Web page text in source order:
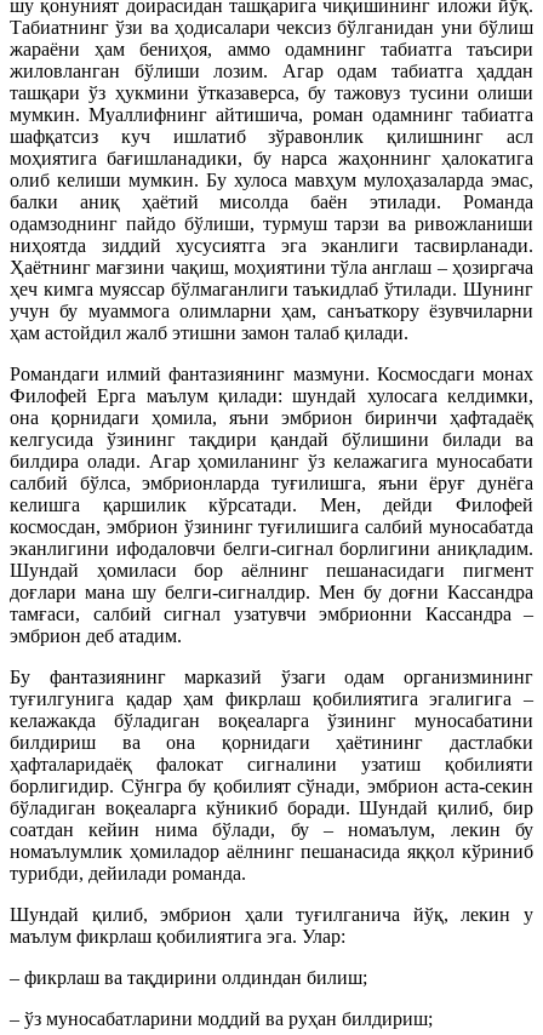
шу қонуният доирасидан ташқарига чиқишининг иложи йўқ.
Табиатнинг ўзи ва ҳодисалари чексиз бўлганидан уни бўлиш
жараёни ҳам бениҳоя, аммо одамнинг табиатга таъсири
жиловланган бўлиши лозим. Агар одам табиатга ҳаддан
ташқари ўз ҳукмини ўтказаверса, бу тажовуз тусини олиши
мумкин. Муаллифнинг айтишича, роман одамнинг табиатга
шафқатсиз куч ишлатиб зўравонлик қилишнинг асл
моҳиятига бағишланадики, бу нарса жаҳоннинг ҳалокатига
олиб келиши мумкин. Бу хулоса мавҳум мулоҳазаларда эмас,
балки аниқ ҳаётий мисолда баён этилади. Романда
одамзоднинг пайдо бўлиши, турмуш тарзи ва ривожланиши
ниҳоятда зиддий хусусиятга эга эканлиги тасвирланади.
Ҳаётнинг мағзини чақиш, моҳиятини тўла англаш – ҳозиргача
ҳеч кимга муяссар бўлмаганлиги таъкидлаб ўтилади. Шунинг
учун бу муаммога олимларни ҳам, санъаткору ёзувчиларни
ҳам астойдил жалб этишни замон талаб қилади.
Романдаги илмий фантазиянинг мазмуни. Космосдаги монах
Филофей Ерга маълум қилади: шундай хулосага келдимки,
она қорнидаги ҳомила, яъни эмбрион биринчи ҳафтадаёқ
келгусида ўзининг тақдири қандай бўлишини билади ва
билдира олади. Агар ҳомиланинг ўз келажагига муносабати
салбий бўлса, эмбрионларда туғилишга, яъни ёруғ дунёга
келишга қаршилик кўрсатади. Мен, дейди Филофей
космосдан, эмбрион ўзининг туғилишига салбий муносабатда
эканлигини ифодаловчи белги-сигнал борлигини аниқладим.
Шундай ҳомиласи бор аёлнинг пешанасидаги пигмент
доғлари мана шу белги-сигналдир. Мен бу доғни Кассандра
тамғаси, салбий сигнал узатувчи эмбрионни Кассандра –
эмбрион деб атадим.
Бу фантазиянинг марказий ўзаги одам организмининг
туғилгунига қадар ҳам фикрлаш қобилиятига эгалигига –
келажакда бўладиган воқеаларга ўзининг муносабатини
билдириш ва она қорнидаги ҳаётининг дастлабки
ҳафталаридаёқ фалокат сигналини узатиш қобилияти
борлигидир. Сўнгра бу қобилият сўнади, эмбрион аста-секин
бўладиган воқеаларга кўникиб боради. Шундай қилиб, бир
соатдан кейин нима бўлади, бу – номаълум, лекин бу
номаълумлик ҳомиладор аёлнинг пешанасида яққол кўриниб
турибди, дейилади романда.
Шундай қилиб, эмбрион ҳали туғилганича йўқ, лекин у
маълум фикрлаш қобилиятига эга. Улар:
– фикрлаш ва тақдирини олдиндан билиш;
– ўз муносабатларини моддий ва руҳан билдириш;